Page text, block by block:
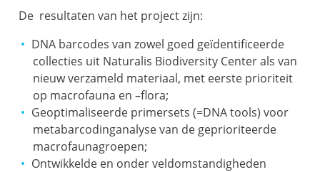
De resultaten van het project zijn:
DNA barcodes van zowel goed geïdentificeerde
collecties uit Naturalis Biodiversity Center als van
nieuw verzameld materiaal, met eerste prioriteit
op macrofauna en –flora;
Geoptimaliseerde primersets (=DNA tools) voor
metabarcodinganalyse van de geprioriteerde
macrofaunagroepen;
Ontwikkelde en onder veldomstandigheden